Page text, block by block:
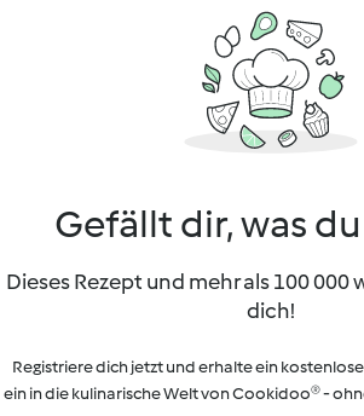
Gefällt dir, was
Dieses Rezept und mehr als 100
dich!
Registriere dich jetzt und erhalte ein
ein in die kulinarische Welt von Cookidoo® -